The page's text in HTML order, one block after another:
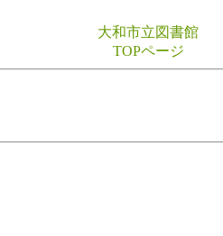
大和市立図書館
TOPページ